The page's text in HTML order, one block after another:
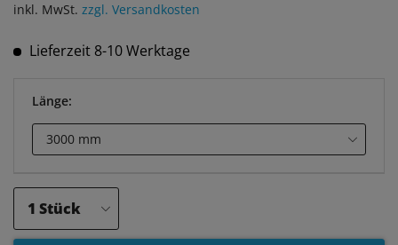
inkl. MwSt. zzgl. Versandkosten
Lieferzeit 8-10 Werktage
Länge: